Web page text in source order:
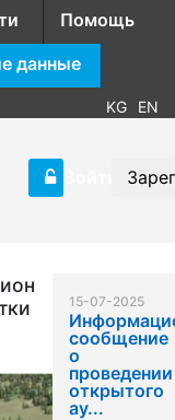
Помощь
данные
KG EN
15-07-2025
сообщение
о
проведении
открытого
ау...